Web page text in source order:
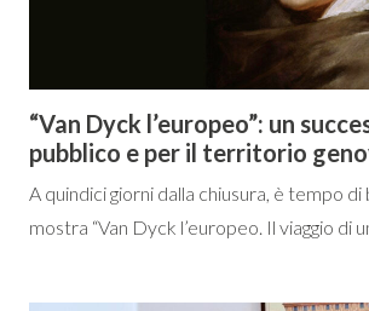
“Van Dyck l’europeo”: un
pubblico e per il territorio
A quindici giorni dalla chiusura, è tempo di
mostra “Van Dyck l’europeo. Il viaggio di